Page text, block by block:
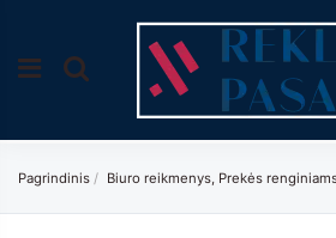
Pagrindinis Biuro reikmenys, Prekės